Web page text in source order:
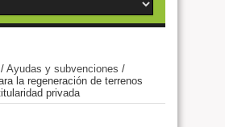
/ Ayudas y subvenciones /
la regeneración de terrenos
privada